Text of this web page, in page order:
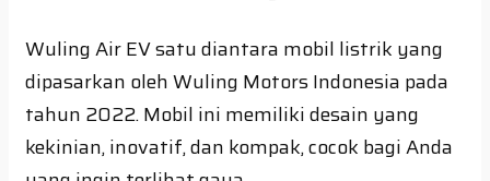
Wuling Air EV satu diantara mobil listrik yang
dipasarkan oleh Wuling Motors Indonesia pada
tahun 2022. Mobil ini memiliki desain yang
kekinian, inovatif, dan kompak, cocok bagi Anda